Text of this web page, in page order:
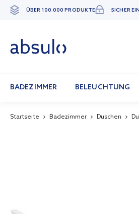
Zum
ÜBER 100.000 PRODUKTE SICHER
BADEZIMMER BELEUCHTUNG
Startseite Badezimmer Duschen